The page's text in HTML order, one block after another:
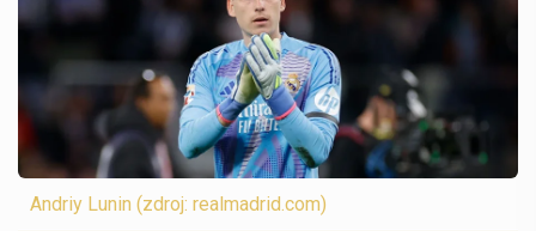
Andriy Lunin (zdroj: realmadrid.com)